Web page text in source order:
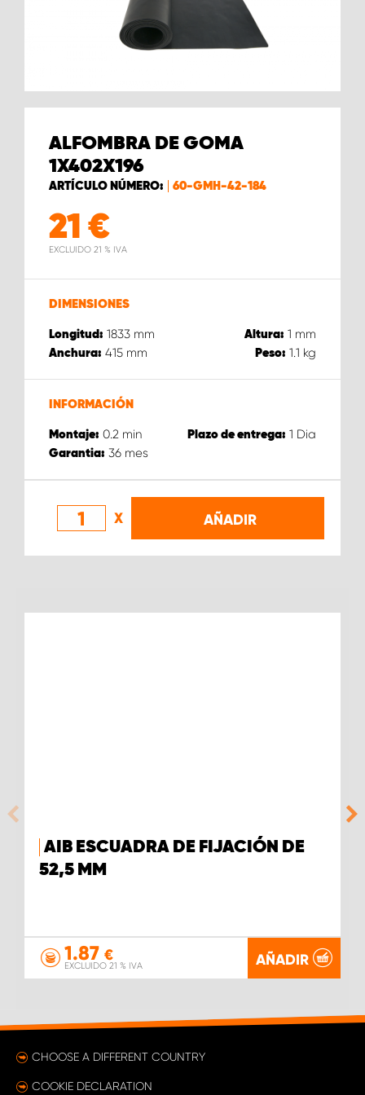
ALFOMBRA DE GOMA
1X402X196
ARTÍCULO NÚMERO: 60-GMH-42-184
21 €
EXCLUIDO 21 % IVA
DIMENSIONES
Longitud: 1833 mm Altura: 1 mm
Anchura: 415 mm Peso: 1.1 kg
INFORMACIÓN
Montaje: 0.2 min Plazo de entrega: 1 Dia
Garantia: 36 mes
X AÑADIR
AIB ESCUADRA DE FIJACIÓN DE
52,5 MM
1.87 €
EXCLUIDO 21 % IVA AÑADIR
CHOOSE A DIFFERENT COUNTRY
COOKIE DECLARATION